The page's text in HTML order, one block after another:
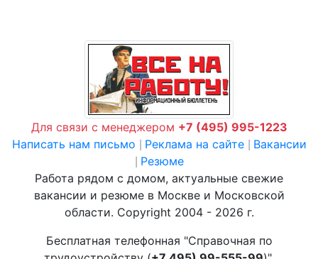
Для связи с менеджером +7 (495) 995-1223
Написать нам письмо
Реклама на сайте Вакансии
Резюме
Работа рядом с домом, актуальные свежие
вакансии и резюме в Москве и Московской
области. Copyright 2004 - 2026 г.
Бесплатная телефонная "Справочная по